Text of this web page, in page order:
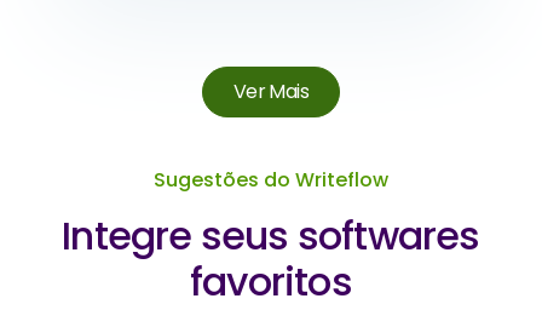
Ver Mais
Sugestões do Writeflow
Integre seus softwares
favoritos